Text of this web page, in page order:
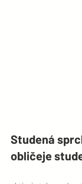
Studená
obličeje